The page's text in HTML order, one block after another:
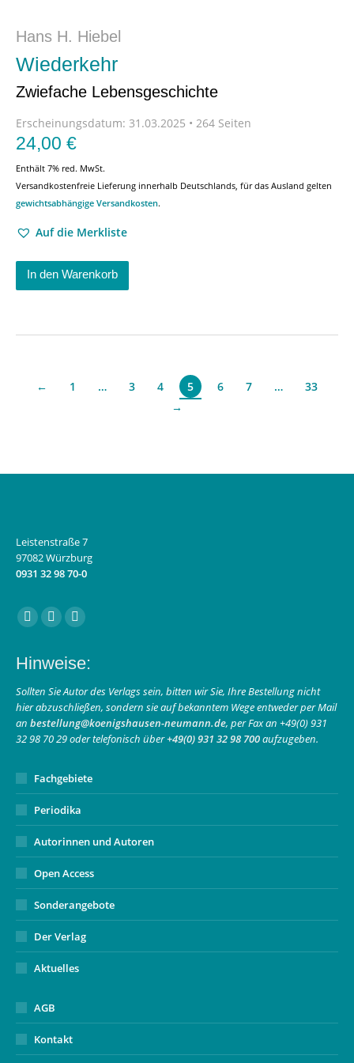
Hans H. Hiebel
Wiederkehr
Zwiefache Lebensgeschichte
Erscheinungsdatum: 31.03.2025 • 264 Seiten
24,00 €
Enthält 7% red. MwSt.
Versandkostenfreie Lieferung innerhalb Deutschlands, für das Ausland gelten
gewichtsabhängige Versandkosten.
Auf die Merkliste
In den Warenkorb
← 1 … 3 4 5 6 7 …
33
→
Leistenstraße 7
97082 Würzburg
0931 32 98 70-0
Finden Sie uns auf:
Facebook
opens
in
new
window
Instagram
opens
in
new
window
E-
page
opens
in
new
window
Hinweise:
Sollten Sie Autor des Verlags sein, bitten wir Sie, Ihre Bestellung nicht
hier abzuschließen, sondern sie auf bekanntem Wege entweder per Mail
an bestellung@koenigshausen-neumann.de, per Fax an +49(0) 931
32 98 70 29 oder telefonisch über+49(0) 931 32 98 700aufzugeben.
Fachgebiete
Periodika
Autorinnen und Autoren
Open Access
Sonderangebote
Der Verlag
Aktuelles
AGB
Kontakt